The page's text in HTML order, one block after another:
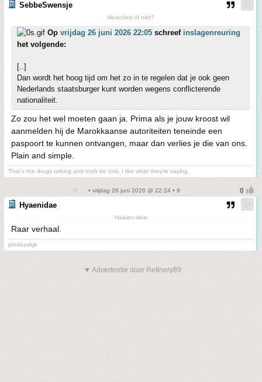
SebbeSwensje
Heraclied of niet?
Op vrijdag 26 juni 2026 22:05 schreef inslagenreuring
het volgende:
[..]
Dan wordt het hoog tijd om het zo in te regelen dat je ook geen
Nederlands staatsburger kunt worden wegens conflicterende
nationaliteit.
Zo zou het wel moeten gaan ja. Prima als je jouw kroost wil
aanmelden hij de Marokkaanse autoriteiten teneinde een
paspoort te kunnen ontvangen, maar dan verlies je die van ons.
Plain and simple.
That's the drugs talking and truth be told, I like what they're saying.
• vrijdag 26 juni 2026 @ 22:24 • 9
Hyaenidae
Haaien-idee
Raar verhaal.
pindazakje
▼ Advertentie door Refinery89